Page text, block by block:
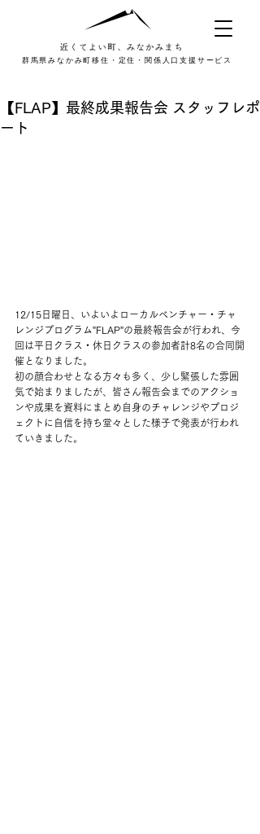
群馬県みなかみ町移住・定住・関係人口支援サービス
【FLAP】最終成果報告会 スタッフレポ
ート
12/15日曜日、いよいよローカルベンチャー・チャ
レンジプログラム”FLAP”の最終報告会が行われ、今
回は平日クラス・休日クラスの参加者計8名の合同開
催となりました。
初の顔合わせとなる方々も多く、少し緊張した雰囲
気で始まりましたが、皆さん報告会までのアクショ
ンや成果を資料にまとめ自身のチャレンジやプロジ
ェクトに自信を持ち堂々とした様子で発表が行われ
ていきました。